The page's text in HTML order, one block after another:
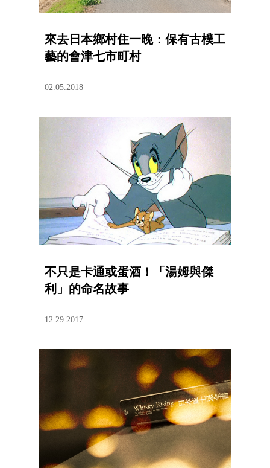
來去日本鄉村住一晚：保有古樸工
藝的會津七市町村
02.05.2018
不只是卡通或蛋酒！「湯姆與傑
利」的命名故事
12.29.2017